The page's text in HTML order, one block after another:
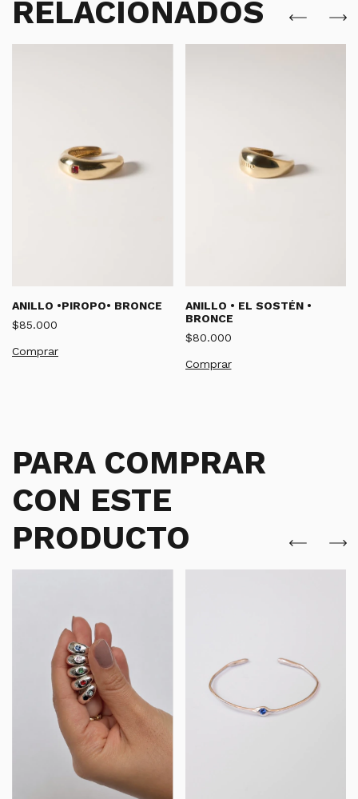
RELACIONADOS
ANILLO •PIROPO• BRONCE
$85.000
Comprar
ANILLO • EL SOSTÉN •
BRONCE
$80.000
PARA COMPRAR
CON ESTE
PRODUCTO